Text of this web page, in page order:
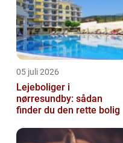
05 juli 2026
Lejeboliger i
nørresundby: sådan
finder du den rette bolig